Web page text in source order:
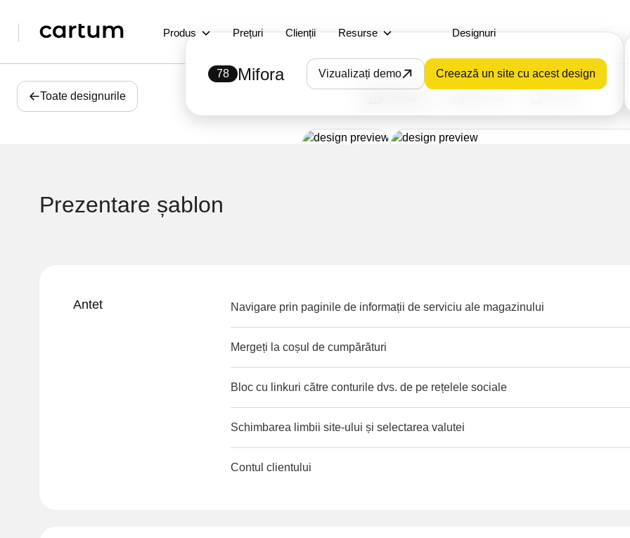
Produs Prețuri Clienții Resurse Designuri
Toate designurile
78 Mifora Vizualizați demo Creează un site cu acest design
Prezentare șablon
Antet Navigare prin paginile de informații de serviciu ale magazinului
Mergeți la coșul de cumpărături
Bloc cu linkuri către conturile dvs. de pe rețelele sociale
Schimbarea limbii site-ului și selectarea valutei
Contul clientului